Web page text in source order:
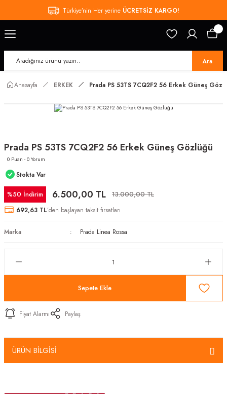
Türkiye’nin Her yerine ÜCRETSİZ KARGO!
Ara
Anasayfa ERKEK Prada PS 53TS 7CQ2F2 56 Erkek Güneş
Prada PS 53TS 7CQ2F2 56 Erkek Güneş Gözlüğü
0 Puan - 0 Yorum
Stokta Var
%50 İndirim 6.500,00 TL 13.000,00 TL
692,63 TL’den başlayan taksit fırsatları
Marka Prada Linea Rossa
Sepete Ekle
Fiyat Alarmı Paylaş
ÜRÜN BİLGİSİ